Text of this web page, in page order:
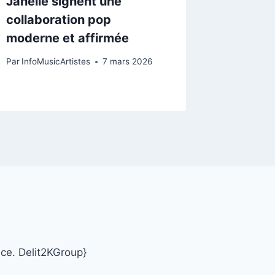
collaboration pop
moderne et affirmée
Par InfoMusicArtistes 7 mars 2026
Delit2KGroup}